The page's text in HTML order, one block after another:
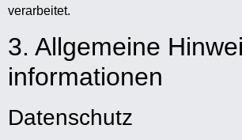
verarbeitet.
3. Allgemeine
informationen
Datenschutz